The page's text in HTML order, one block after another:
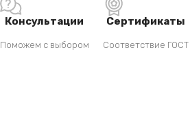
Консультации
Поможем с выбором
Сертификаты
Соответствие ГОСТ